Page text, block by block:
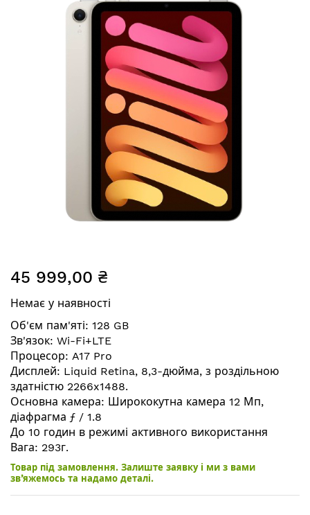
до
галереї
зображень
45 999,00 ₴
Немає у наявності
Об'єм пам'яті: 128 GB
Зв'язок: Wi-Fi+LTE
Процесор: A17 Pro
Дисплей: Liquid Retina, 8,3-дюйма, з роздільною
здатністю 2266x1488.
Основна камера: Ширококутна камера 12 Мп,
діафрагма ƒ / 1.8
До 10 годин в режимі активного використання
Вага: 293г.
Товар під замовлення. Залиште заявку і ми з вами
зв’яжемось та надамо деталі.